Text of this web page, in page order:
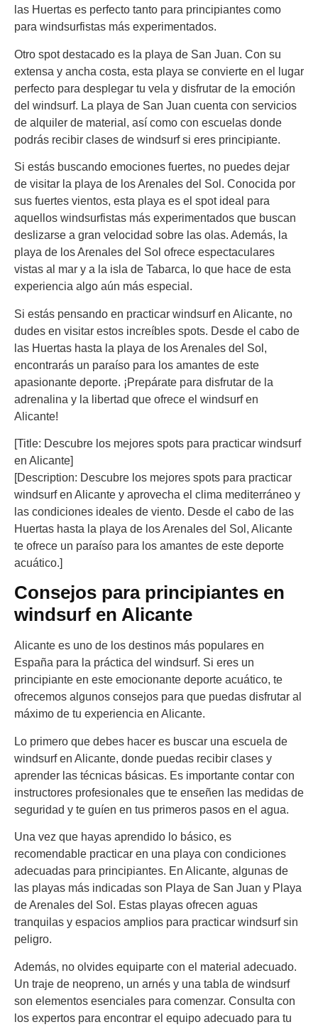
las Huertas es perfecto tanto para principiantes como
para windsurfistas más experimentados.
Otro spot destacado es la playa de San Juan. Con su
extensa y ancha costa, esta playa se convierte en el lugar
perfecto para desplegar tu vela y disfrutar de la emoción
del windsurf. La playa de San Juan cuenta con servicios
de alquiler de material, así como con escuelas donde
podrás recibir clases de windsurf si eres principiante.
Si estás buscando emociones fuertes, no puedes dejar
de visitar la playa de los Arenales del Sol. Conocida por
sus fuertes vientos, esta playa es el spot ideal para
aquellos windsurfistas más experimentados que buscan
deslizarse a gran velocidad sobre las olas. Además, la
playa de los Arenales del Sol ofrece espectaculares
vistas al mar y a la isla de Tabarca, lo que hace de esta
experiencia algo aún más especial.
Si estás pensando en practicar windsurf en Alicante, no
dudes en visitar estos increíbles spots. Desde el cabo de
las Huertas hasta la playa de los Arenales del Sol,
encontrarás un paraíso para los amantes de este
apasionante deporte. ¡Prepárate para disfrutar de la
adrenalina y la libertad que ofrece el windsurf en
Alicante!
[Title: Descubre los mejores spots para practicar windsurf
en Alicante]
[Description: Descubre los mejores spots para practicar
windsurf en Alicante y aprovecha el clima mediterráneo y
las condiciones ideales de viento. Desde el cabo de las
Huertas hasta la playa de los Arenales del Sol, Alicante
te ofrece un paraíso para los amantes de este deporte
acuático.]
Consejos para principiantes en
windsurf en Alicante
Alicante es uno de los destinos más populares en
España para la práctica del windsurf. Si eres un
principiante en este emocionante deporte acuático, te
ofrecemos algunos consejos para que puedas disfrutar al
máximo de tu experiencia en Alicante.
Lo primero que debes hacer es buscar una escuela de
windsurf en Alicante, donde puedas recibir clases y
aprender las técnicas básicas. Es importante contar con
instructores profesionales que te enseñen las medidas de
seguridad y te guíen en tus primeros pasos en el agua.
Una vez que hayas aprendido lo básico, es
recomendable practicar en una playa con condiciones
adecuadas para principiantes. En Alicante, algunas de
las playas más indicadas son Playa de San Juan y Playa
de Arenales del Sol. Estas playas ofrecen aguas
tranquilas y espacios amplios para practicar windsurf sin
peligro.
Además, no olvides equiparte con el material adecuado.
Un traje de neopreno, un arnés y una tabla de windsurf
son elementos esenciales para comenzar. Consulta con
los expertos para encontrar el equipo adecuado para tu